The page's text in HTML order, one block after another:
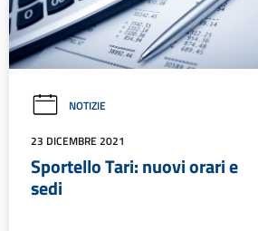
NOTIZIE
23 DICEMBRE 2021
Sportello Tari: nuovi orari e
sedi